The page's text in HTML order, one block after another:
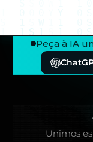
Peça à IA
Unimos